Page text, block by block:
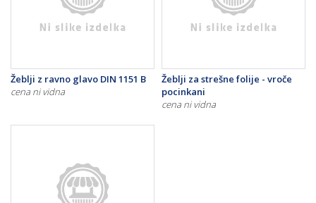
Žeblji z ravno glavo DIN 1151 B
cena ni vidna
Žeblji za strešne folije - vroče
pocinkani
cena ni vidna